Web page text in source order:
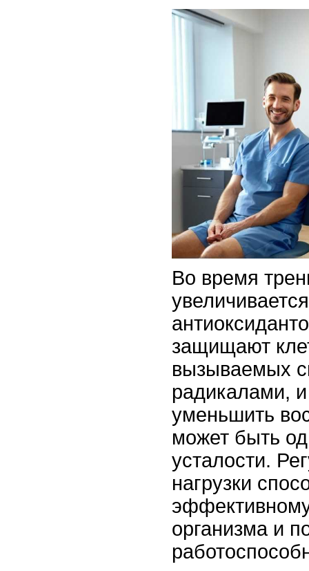
Во время
защищают
вызываемых
радикалами,
уменьшить
может быть
усталости.
нагрузки
организма и